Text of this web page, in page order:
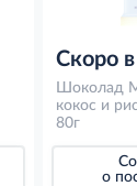
Скоро
Шоколад
кокос и
80г
о